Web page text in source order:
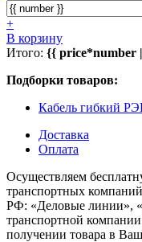
+
В корзину
Итого: {{ price*number
Подборки товаров:
Кабель гибкий
Доставка
Оплата
Осуществляем
транспортных
РФ: «Деловые линии»,
транспортной
получении товара в